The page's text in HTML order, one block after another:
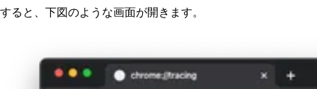
すると、下図のような画面が開きます。